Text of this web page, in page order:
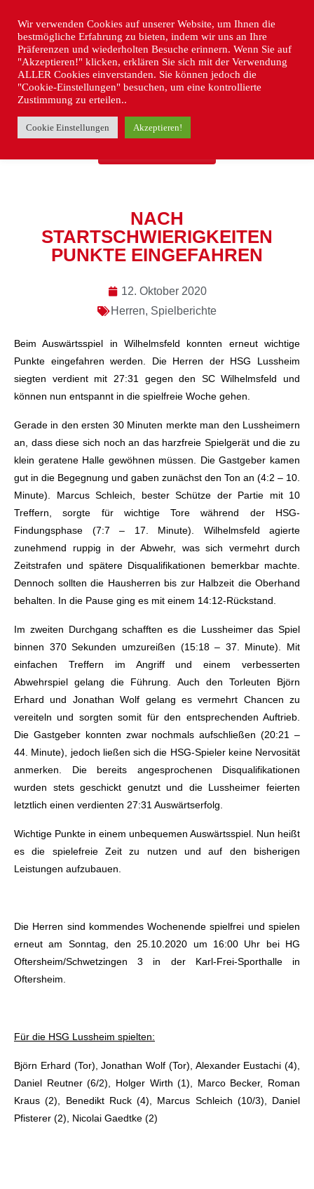
NACH
STARTSCHWIERIGKEITEN
PUNKTE EINGEFAHREN
12. Oktober 2020
Herren, Spielberichte
Beim Auswärtsspiel in Wilhelmsfeld konnten erneut wichtige
Punkte eingefahren werden. Die Herren der HSG Lussheim
siegten verdient mit 27:31 gegen den SC Wilhelmsfeld und
können nun entspannt in die spielfreie Woche gehen.
Gerade in den ersten 30 Minuten merkte man den Lussheimern
an, dass diese sich noch an das harzfreie Spielgerät und die zu
klein geratene Halle gewöhnen müssen. Die Gastgeber kamen
gut in die Begegnung und gaben zunächst den Ton an (4:2 – 10.
Minute). Marcus Schleich, bester Schütze der Partie mit 10
Treffern, sorgte für wichtige Tore während der HSG-
Findungsphase (7:7 – 17. Minute). Wilhelmsfeld agierte
zunehmend ruppig in der Abwehr, was sich vermehrt durch
Zeitstrafen und spätere Disqualifikationen bemerkbar machte.
Dennoch sollten die Hausherren bis zur Halbzeit die Oberhand
behalten. In die Pause ging es mit einem 14:12-Rückstand.
Im zweiten Durchgang schafften es die Lussheimer das Spiel
binnen 370 Sekunden umzureißen (15:18 – 37. Minute). Mit
einfachen Treffern im Angriff und einem verbesserten
Abwehrspiel gelang die Führung. Auch den Torleuten Björn
Erhard und Jonathan Wolf gelang es vermehrt Chancen zu
vereiteln und sorgten somit für den entsprechenden Auftrieb.
Die Gastgeber konnten zwar nochmals aufschließen (20:21 –
44. Minute), jedoch ließen sich die HSG-Spieler keine Nervosität
anmerken. Die bereits angesprochenen Disqualifikationen
wurden stets geschickt genutzt und die Lussheimer feierten
letztlich einen verdienten 27:31 Auswärtserfolg.
Wichtige Punkte in einem unbequemen Auswärtsspiel. Nun heißt
es die spielefreie Zeit zu nutzen und auf den bisherigen
Leistungen aufzubauen.
Die Herren sind kommendes Wochenende spielfrei und spielen
erneut am Sonntag, den 25.10.2020 um 16:00 Uhr bei HG
Oftersheim/Schwetzingen 3 in der Karl-Frei-Sporthalle in
Oftersheim.
Für die HSG Lussheim spielten:
Björn Erhard (Tor), Jonathan Wolf (Tor), Alexander Eustachi (4),
Daniel Reutner (6/2), Holger Wirth (1), Marco Becker, Roman
Kraus (2), Benedikt Ruck (4), Marcus Schleich (10/3), Daniel
Pfisterer (2), Nicolai Gaedtke (2)
Wir verwenden Cookies auf unserer Website, um Ihnen die
bestmögliche Erfahrung zu bieten, indem wir uns an Ihre
Präferenzen und wiederholten Besuche erinnern. Wenn Sie auf
"Akzeptieren!" klicken, erklären Sie sich mit der Verwendung
ALLER Cookies einverstanden. Sie können jedoch die
"Cookie-Einstellungen" besuchen, um eine kontrollierte
Zustimmung zu erteilen..
Cookie Einstellungen Akzeptieren!